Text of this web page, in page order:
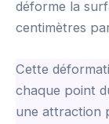
déforme la
centimètres
Cette
chaque point
une attraction